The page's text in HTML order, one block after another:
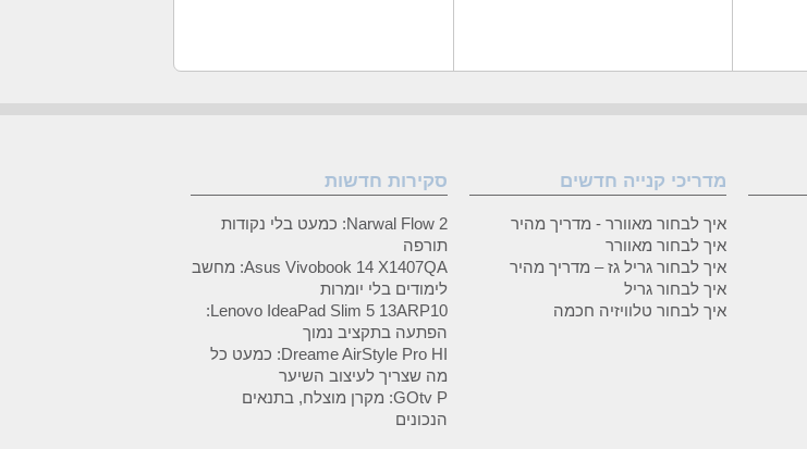
מדריכי קנייה חדשים
איך לבחור מאוורר - מדריך מהיר
איך לבחור מאוורר
איך לבחור גריל גז – מדריך מהיר
איך לבחור גריל
איך לבחור טלוויזיה חכמה
סקירות חדשות
Narwal Flow 2: כמעט בלי נקודות
תורפה
Asus Vivobook 14 X1407QA: מחשב
לימודים בלי יומרות
Lenovo IdeaPad Slim 5 13ARP10:
הפתעה בתקציב נמוך
Dreame AirStyle Pro HI: כמעט כל
מה שצריך לעיצוב השיער
GOtv P: מקרן מוצלח, בתנאים
הנכונים